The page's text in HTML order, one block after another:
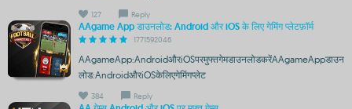
127 Reply
AAgame App डाउनलोड: Android और iOS के लिए गेमिंग प्लेटफ़ॉर्म
1771592046
AAgameApp:AndroidऔरiOSपरमुफ्तगेमडाउनलोडकरेंAAgameAppडाउन
लोड:AndroidऔरiOSकेलिएगेमिंगप्लेट
384 Reply